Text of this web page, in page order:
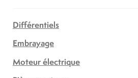
Différentiels
Embrayage
Moteur électrique